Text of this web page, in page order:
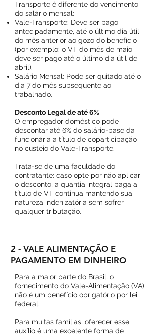
Transporte é diferente do vencimento
do salário mensal:
Vale-Transporte: Deve ser pago
antecipadamente, até o último dia útil
do mês anterior ao gozo do benefício
(por exemplo: o VT do mês de maio
deve ser pago até o último dia útil de
abril).
Salário Mensal: Pode ser quitado até o
dia 7 do mês subsequente ao
trabalhado.
Desconto Legal de até 6%
O empregador doméstico pode
descontar até 6% do salário-base da
funcionária a título de coparticipação
no custeio do Vale-Transporte.
Trata-se de uma faculdade do
contratante: caso opte por não aplicar
o desconto, a quantia integral paga a
título de VT continua mantendo sua
natureza indenizatória sem sofrer
qualquer tributação.
2 - VALE ALIMENTAÇÃO E
PAGAMENTO EM DINHEIRO
Para a maior parte do Brasil, o
fornecimento do Vale-Alimentação (VA)
não é um benefício obrigatório por lei
federal.
Para muitas famílias, oferecer esse
auxílio é uma excelente forma de